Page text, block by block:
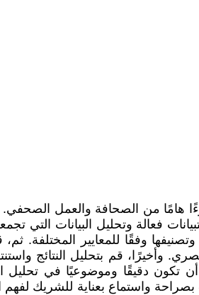
جزءًا هامًا من الصحافة والعمل
فعالة وتحليل البيانات التي
وتصنيفها وفقًا للمعايير
وأخيرًا، قم بتحليل النتائج